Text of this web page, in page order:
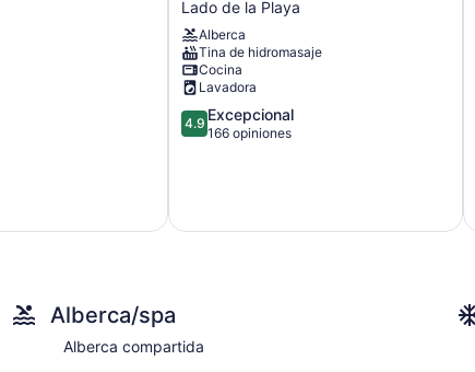
Toms
Chicken
Coop
awaits
your
next
stay.
la
Lado de la Playa
Alberca
Tina de hidromasaje
Cocina
Lavadora
4.9
de
4.9 Excepcional
166 opiniones
Alberca/spa
Alberca compartida